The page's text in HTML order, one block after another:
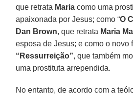
que retrata Maria como uma
apaixonada por Jesus; como “O
Dan Brown, que retrata Maria
esposa de Jesus; e como o novo
“Ressurreição”, que também
uma prostituta arrependida.
No entanto, de acordo com a